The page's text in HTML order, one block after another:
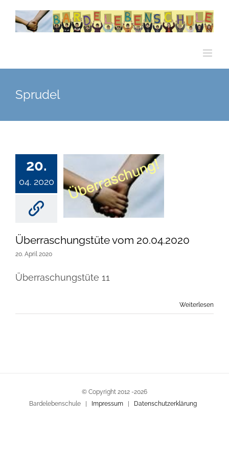
Zum
Inhalt
Sprudel
20.
04. 2020
Überraschungstüte
vom 20.04.2020
Überraschungstüte vom 20.04.2020
20. April 2020
Überraschungstüte 11
Weiterlesen
© Copyright 2012 -2026
Bardelebenschule | Impressum | Datenschutzerklärung